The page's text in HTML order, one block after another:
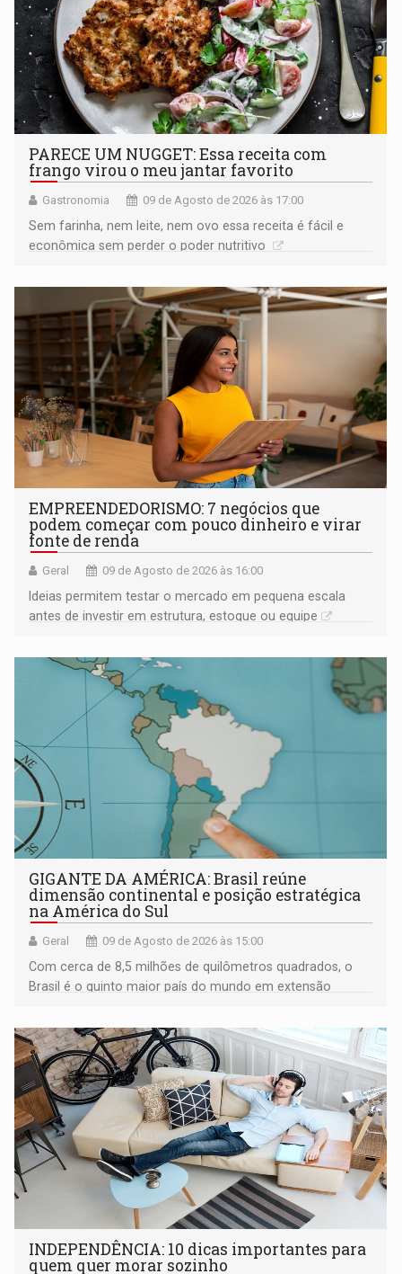
PARECE UM NUGGET: Essa receita com
frango virou o meu jantar favorito
Gastronomia 09 de Agosto de 2026 às 17:00
Sem farinha, nem leite, nem ovo essa receita é fácil e
econômica sem perder o poder nutritivo
EMPREENDEDORISMO: 7 negócios que
podem começar com pouco dinheiro e virar
fonte de renda
Geral 09 de Agosto de 2026 às 16:00
Ideias permitem testar o mercado em pequena escala
antes de investir em estrutura, estoque ou equipe
GIGANTE DA AMÉRICA: Brasil reúne
dimensão continental e posição estratégica
na América do Sul
Geral 09 de Agosto de 2026 às 15:00
Com cerca de 8,5 milhões de quilômetros quadrados, o
Brasil é o quinto maior país do mundo em extensão
INDEPENDÊNCIA: 10 dicas importantes para
quem quer morar sozinho